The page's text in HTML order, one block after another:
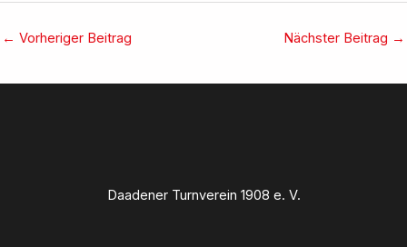
← Vorheriger Beitrag Nächster Beitrag →
Daadener Turnverein 1908 e. V.